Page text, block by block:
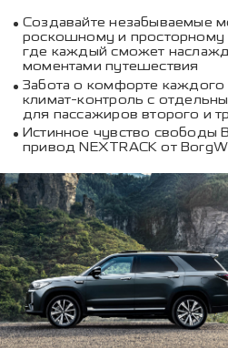
Создавайте незабываемые
роскошному и просторному
где каждый сможет
моментами путешествия
Забота о комфорте каждого
климат-контроль с
для пассажиров второго и
Истинное чувство свободы
привод NEXTRACK от